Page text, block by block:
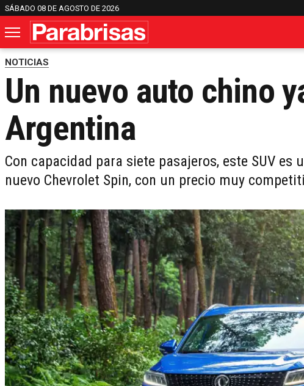
SÁBADO 08 DE AGOSTO DE 2026
NOTICIAS
Un nuevo auto chino
Argentina
Con capacidad para siete pasajeros, este SUV es
nuevo Chevrolet Spin, con un precio muy